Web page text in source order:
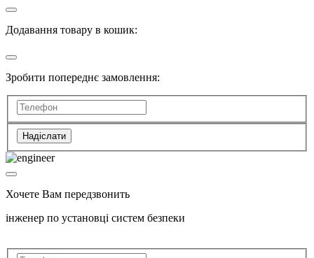
Додавання товару в кошик:
Зробити попереднє замовлення:
Надіслати
Хочете Вам передзвонить
інженер по установці систем безпеки